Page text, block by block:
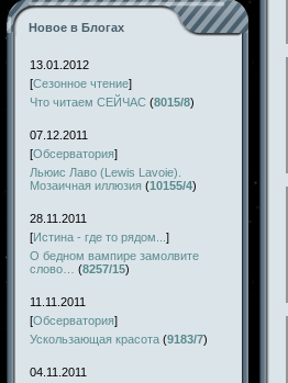
Новое в Блогах
13.01.2012
[Сезонное чтение]
Что читаем СЕЙЧАС (8015/8)
07.12.2011
[Обсерватория]
Льюис Лаво (Lewis Lavoie).
Мозаичная иллюзия (10155/4)
28.11.2011
[Истина - где то рядом... ]
О бедном вампире замолвите
слово…
(8257/15)
11.11.2011
[Обсерватория]
Ускользающая красота (9183/7)
04.11.2011